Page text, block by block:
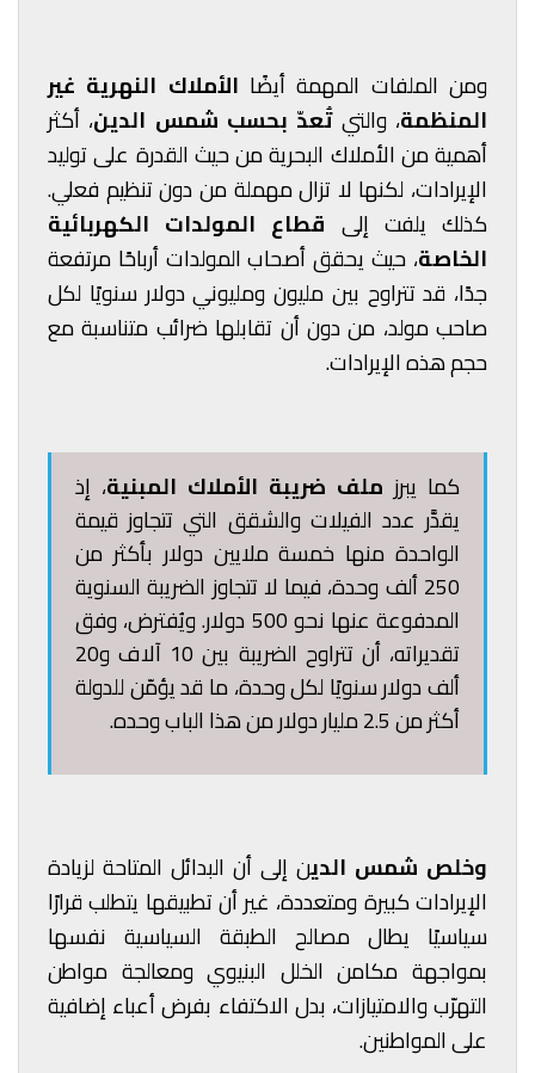
ومن الملفات المهمة أيضًا الأملاك النهرية غير
المنظمة، والتي تُعدّ بحسب شمس الدين، أكثر
أهمية من الأملاك البحرية من حيث القدرة على توليد
الإيرادات، لكنها لا تزال مهملة من دون تنظيم فعلي.
كذلك يلفت إلى قطاع المولدات الكهربائية
الخاصة، حيث يحقق أصحاب المولدات أرباحًا مرتفعة
جدًا، قد تتراوح بين مليون ومليوني دولار سنويًا لكل
صاحب مولد، من دون أن تقابلها ضرائب متناسبة مع
حجم هذه الإيرادات.
كما يبرز ملف ضريبة الأملاك المبنية، إذ
يقدَّر عدد الفيلات والشقق التي تتجاوز قيمة
الواحدة منها خمسة ملايين دولار بأكثر من
250 ألف وحدة، فيما لا تتجاوز الضريبة السنوية
المدفوعة عنها نحو 500 دولار. ويُفترض، وفق
تقديراته، أن تتراوح الضريبة بين 10 آلاف و20
ألف دولار سنويًا لكل وحدة، ما قد يؤمّن للدولة
أكثر من 2.5 مليار دولار من هذا الباب وحده.
وخلص شمس الدين إلى أن البدائل المتاحة لزيادة
الإيرادات كبيرة ومتعددة، غير أن تطبيقها يتطلب قرارًا
سياسيًا يطال مصالح الطبقة السياسية نفسها
بمواجهة مكامن الخلل البنيوي ومعالجة مواطن
التهرّب والامتيازات، بدل الاكتفاء بفرض أعباء إضافية
على المواطنين.